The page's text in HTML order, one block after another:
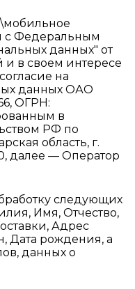
с Федеральным
данных" от
и в своем интересе
на
данных ОАО
ОГРН:
в
РФ по
область, г.
далее — Оператор
следующих
Имя, Отчество,
Адрес
Дата рождения, а
данных о